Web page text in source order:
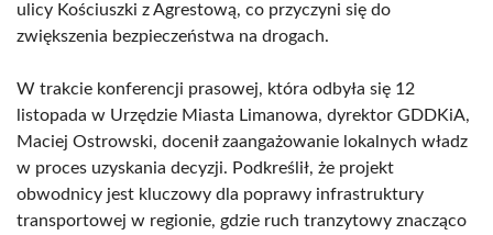
ulicy Kościuszki z Agrestową, co przyczyni się do
zwiększenia bezpieczeństwa na drogach.
W trakcie konferencji prasowej, która odbyła się 12
listopada w Urzędzie Miasta Limanowa, dyrektor GDDKiA,
Maciej Ostrowski, docenił zaangażowanie lokalnych władz
w proces uzyskania decyzji. Podkreślił, że projekt
obwodnicy jest kluczowy dla poprawy infrastruktury
transportowej w regionie, gdzie ruch tranzytowy znacząco